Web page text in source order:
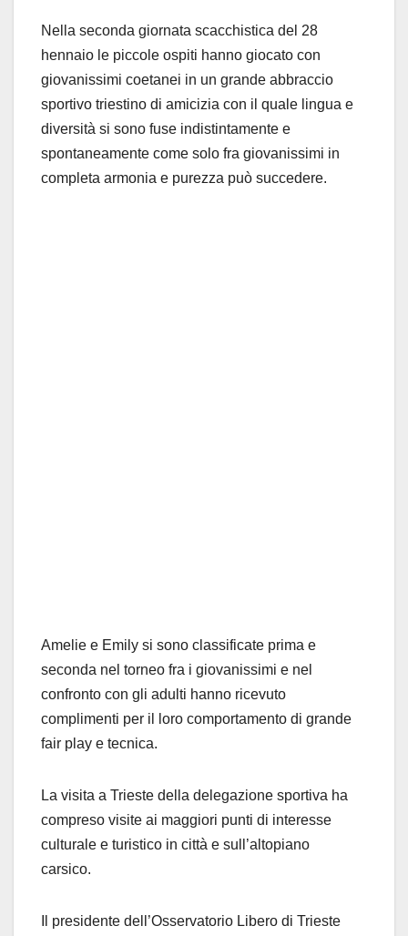
Nella seconda giornata scacchistica del 28
hennaio le piccole ospiti hanno giocato con
giovanissimi coetanei in un grande abbraccio
sportivo triestino di amicizia con il quale lingua e
diversità si sono fuse indistintamente e
spontaneamente come solo fra giovanissimi in
completa armonia e purezza può succedere.
Amelie e Emily si sono classificate prima e
seconda nel torneo fra i giovanissimi e nel
confronto con gli adulti hanno ricevuto
complimenti per il loro comportamento di grande
fair play e tecnica.
La visita a Trieste della delegazione sportiva ha
compreso visite ai maggiori punti di interesse
culturale e turistico in città e sull’altopiano
carsico.
Il presidente dell’Osservatorio Libero di Trieste